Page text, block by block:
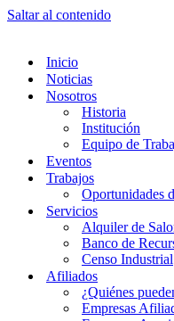
Saltar al contenido
Inicio
Noticias
Nosotros
Historia
Institución
Equipo de
Eventos
Trabajos
Oportunidades
Servicios
Alquiler de
Banco de
Censo Industrial
Afiliados
¿Quiénes
Empresas